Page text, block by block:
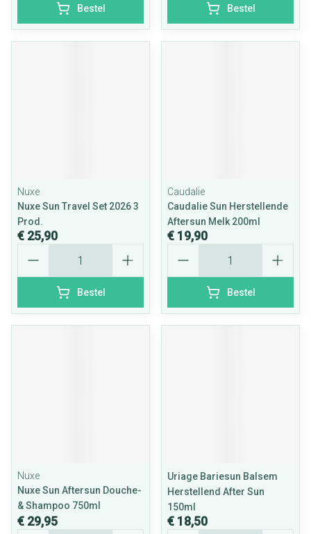
Bestel Bestel
Nuxe
Nuxe Sun Travel Set 2026 3
Prod.
€ 25,90
Bestel
Caudalie
Caudalie Sun Herstellende
Aftersun Melk 200ml
€ 19,90
Bestel
Nuxe
Nuxe Sun Aftersun Douche-
& Shampoo 750ml
€ 29,95
Uriage Bariesun Balsem
Herstellend After Sun
150ml
€ 18,50